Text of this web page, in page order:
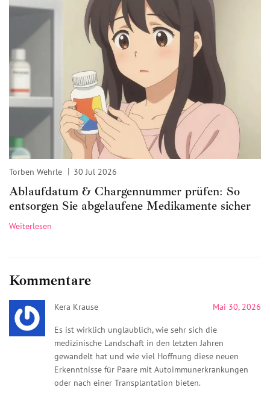
Torben Wehrle 30 Jul 2026
Ablaufdatum & Chargennummer prüfen: So
entsorgen Sie abgelaufene Medikamente sicher
Weiterlesen
Kommentare
Kera Krause Mai 30, 2026
Es ist wirklich unglaublich, wie sehr sich die
medizinische Landschaft in den letzten Jahren
gewandelt hat und wie viel Hoffnung diese neuen
Erkenntnisse für Paare mit Autoimmunerkrankungen
oder nach einer Transplantation bieten.